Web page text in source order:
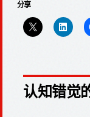
分享
认知错觉